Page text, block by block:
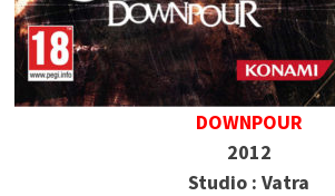
DOWNPOUR
2012
Studio : Vatra